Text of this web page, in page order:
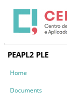
PEAPL2 PLE
Home
Documents